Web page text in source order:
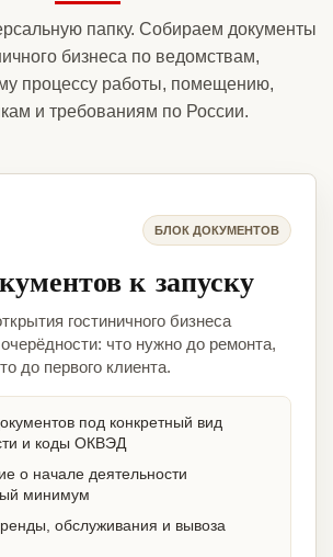
папку. Собираем документы
бизнеса по ведомствам,
процессу работы, помещению,
и требованиям по России.
БЛОК ДОКУМЕНТОВ
к запуску
гостиничного бизнеса
что нужно до ремонта,
до первого клиента.
под конкретный вид
и коды ОКВЭД
о начале деятельности
минимум
обслуживания и вывоза